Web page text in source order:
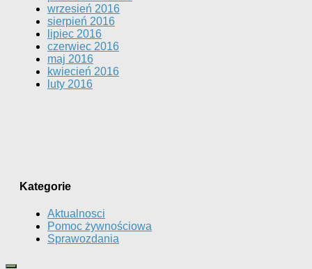
wrzesień 2016
sierpień 2016
lipiec 2016
czerwiec 2016
maj 2016
kwiecień 2016
luty 2016
Kategorie
Aktualnosci
Pomoc żywnościowa
Sprawozdania